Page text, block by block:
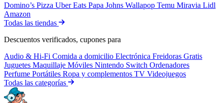
Domino’s Pizza Uber Eats Papa Johns Wallapop Temu Miravia Lidl
Amazon
Todas las tiendas
Descuentos verificados, cupones para
Audio & Hi-Fi Comida a domicilio Electrónica Freidoras Gratis
Juguetes Maquillaje Móviles Nintendo Switch Ordenadores
Perfume Portátiles Ropa y complementos TV Videojuegos
Todas las categorías